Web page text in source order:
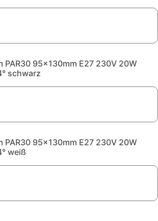
PAR30 95x130mm E27 230V 20W
schwarz
PAR30 95x130mm E27 230V 20W
weiß